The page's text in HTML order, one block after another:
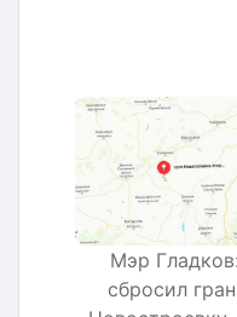
Мэр
сбросил